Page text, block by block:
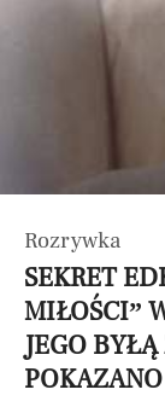
Rozrywka
SEKRET
MIŁOŚCI”
JEGO
POKAZANO